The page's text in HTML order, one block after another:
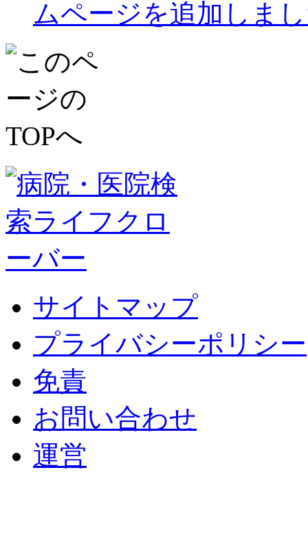
ムページを追加しま
サイトマップ
プライバシーポリシー
免責
お問い合わせ
運営